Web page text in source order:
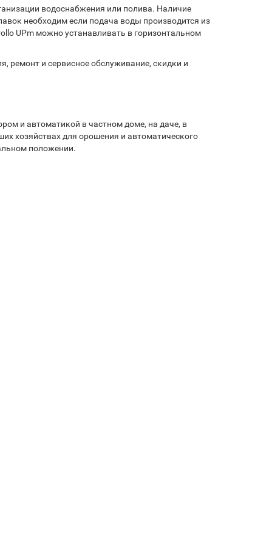
водоснабжения или полива. Наличие
необходим если подача воды производится из
UPm можно устанавливать в горизонтальном
ремонт и сервисное обслуживание, скидки и
и автоматикой в частном доме, на даче, в
хозяйствах для орошения и автоматического
положении.